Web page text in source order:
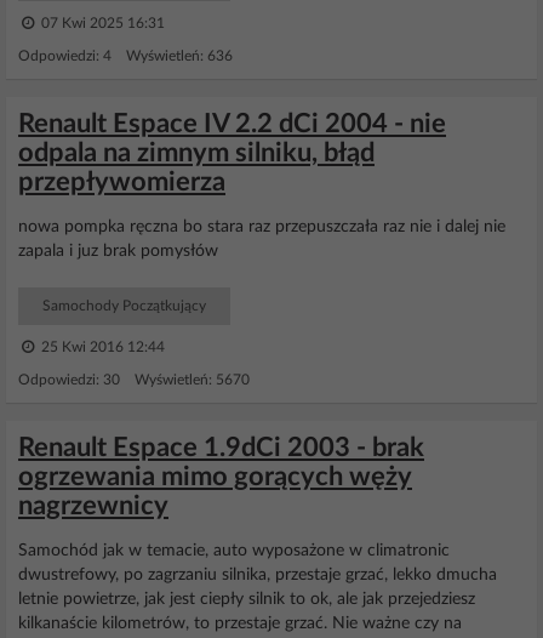
07 Kwi 2025 16:31
Odpowiedzi: 4 Wyświetleń: 636
Renault Espace IV 2.2 dCi 2004 - nie
odpala na zimnym silniku, błąd
przepływomierza
nowa pompka ręczna bo stara raz przepuszczała raz nie i dalej nie
zapala i juz brak pomysłów
Samochody Początkujący
25 Kwi 2016 12:44
Odpowiedzi: 30 Wyświetleń: 5670
Renault Espace 1.9dCi 2003 - brak
ogrzewania mimo gorących węży
nagrzewnicy
Samochód jak w temacie, auto wyposażone w climatronic
dwustrefowy, po zagrzaniu silnika, przestaje grzać, lekko dmucha
letnie powietrze, jak jest ciepły silnik to ok, ale jak przejedziesz
kilkanaście kilometrów, to przestaje grzać. Nie ważne czy na